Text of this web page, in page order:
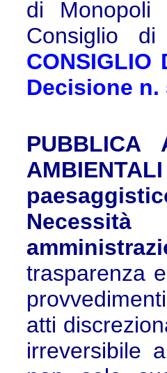
di Monopoli
Consiglio
CONSIGLIO
Decisione n.
PUBBLICA
trasparenza
atti
irreversibile